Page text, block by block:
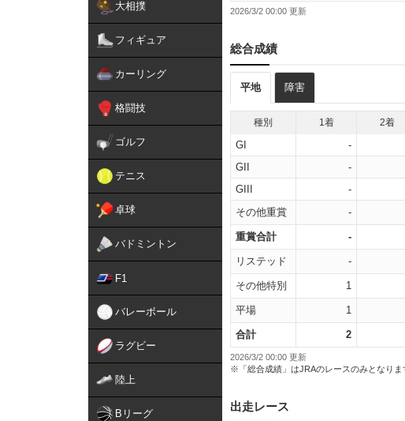
大相撲
フィギュア
カーリング
格闘技
ゴルフ
テニス
卓球
バドミントン
F1
バレーボール
ラグビー
陸上
Bリーグ
2026/3/2 00:00
総合成績
平地 障害
種別 1着 2着
GI -
GII
-
GIII
-
その他重賞
-
重賞合計 -
リステッド -
その他特別 1
平場 1
合計 2
2026/3/2 00:00 更新
※「総合成績」はJRAのレースのみとなりま
出走レース